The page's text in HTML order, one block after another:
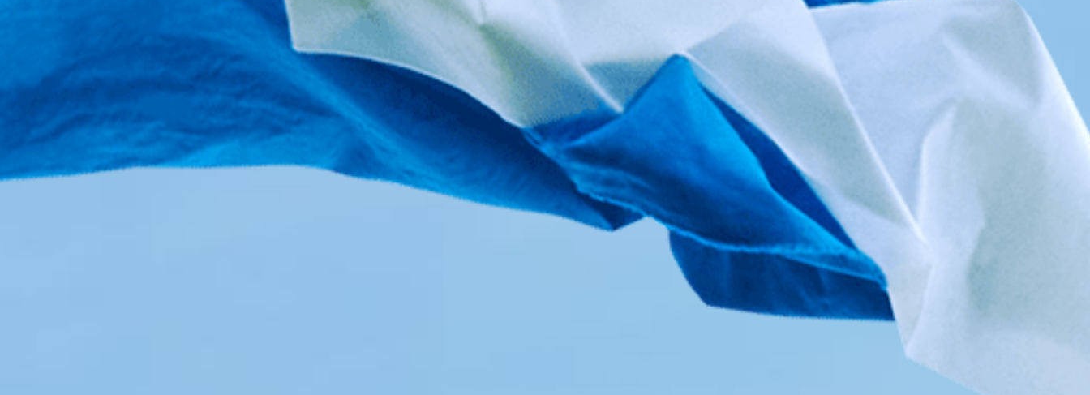
About
01. Business
02. What’s IT
03. Culture
04. Occupation
Interview
Data
Benefit
FAQ